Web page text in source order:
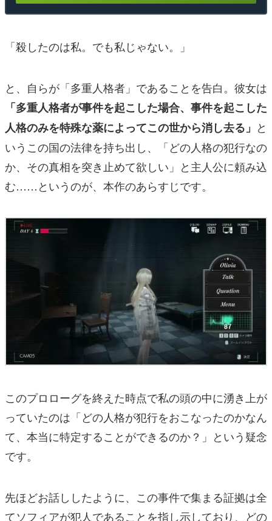
「殺したのは私。でも私じゃない。」
と、自らが「多重人格者」であることを告白。彼女は
「多重人格者が事件を起こした場合、事件を起こした
人格のみを特殊な薬によってこの世から消し去る」 と
いうこの国の法律を持ち出し、「どの人格の犯行なの
か、その真相を突き止めて欲しい」と主人公に頼み込
む……というのが、本作のあらすじです。
このプロローグを終えた時点で私の頭の中に湧き上が
っていたのは「どの人格が犯行をおこなったのかなん
て、本当に特定することができるのか？」という疑念
です。
先ほどお話ししたように、この事件で集まる証拠は全
てソフィアが犯人であることを指し示しており、どの